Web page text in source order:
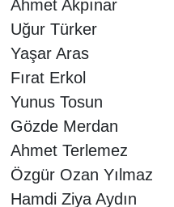
Ahmet Akpınar
Uğur Türker
Yaşar Aras
Fırat Erkol
Yunus Tosun
Gözde Merdan
Ahmet Terlemez
Özgür Ozan Yılmaz
Hamdi Ziya Aydın